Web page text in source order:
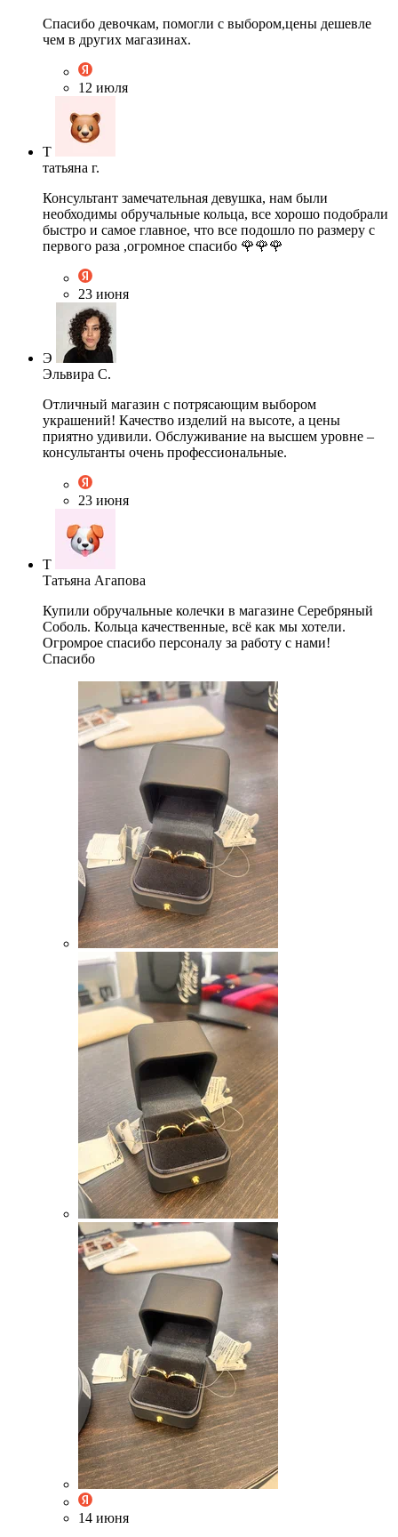
Спасибо девочкам, помогли с выбором,цены дешевле
чем в других магазинах.
12 июля
Т
татьяна г.
Консультант замечательная девушка, нам были
необходимы обручальные кольца, все хорошо подобрали
быстро и самое главное, что все подошло по размеру с
первого раза ,огромное спасибо 🌹🌹🌹
23 июня
Э
Эльвира С.
Отличный магазин с потрясающим выбором
украшений! Качество изделий на высоте, а цены
приятно удивили. Обслуживание на высшем уровне –
консультанты очень профессиональные.
23 июня
Т
Татьяна Агапова
Купили обручальные колечки в магазине Серебряный
Соболь. Кольца качественные, всё как мы хотели.
Огромрое спасибо персоналу за работу с нами!
Спасибо
14 июня